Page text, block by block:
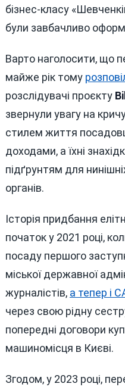
бізнес-класу
були завбачливо
Варто наголосити, що
майже рік тому
розслідувачі проєкту
звернули увагу на
стилем життя
доходами, а їхні
підґрунтям для
органів.
Історія придбання
початок у 2021 році,
посаду першого
міської державної
журналістів, а тепер і
через свою рідну
попередні договори
машиномісця в Києві.
Згодом, у 2023 році,